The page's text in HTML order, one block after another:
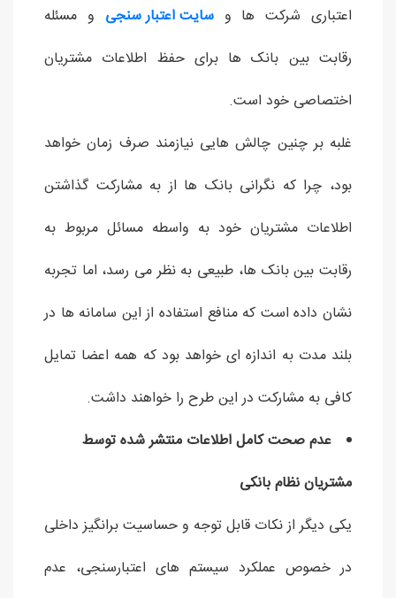
اعتباری شرکت ها و سایت اعتبار سنجی و مسئله
رقابت بین بانک ها برای حفظ اطلاعات مشتریان
اختصاصی خود است.
غلبه بر چنین چالش هایی نیازمند صرف زمان خواهد
بود، چرا که نگرانی بانک ها از به مشارکت گذاشتن
اطلاعات مشتریان خود به واسطه مسائل مربوط به
رقابت بین بانک ها، طبیعی به نظر می رسد، اما تجربه
نشان داده است که منافع استفاده از این سامانه ها در
بلند مدت به اندازه ای خواهد بود که همه اعضا تمایل
کافی به مشارکت در این طرح را خواهند داشت.
عدم صحت کامل اطلاعات منتشر شده توسط
مشتریان نظام بانکی
یکی دیگر از نکات قابل توجه و حساسیت برانگیز داخلی
در خصوص عملکرد سیستم های اعتبارسنجی، عدم